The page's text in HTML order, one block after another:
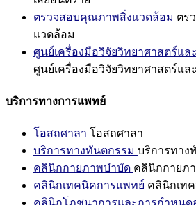
ตรวจสอบคุณภาพสิ่งแวดล้อม ตร
แวดล้อม
ศูนย์เครื่องมือวิจัยวิทยาศาสตร์แล
ศูนย์เครื่องมือวิจัยวิทยาศาสตร์แล
บริการทางการแพทย์
โอสถศาลา โอสถศาลา
บริการทางทันตกรรม บริการทาง
คลินิกกายภาพบำบัด คลินิกกายภ
คลินิกเทคนิคการแพทย์ คลินิกเท